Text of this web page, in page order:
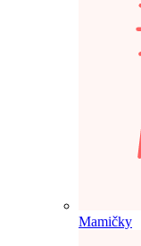
Mamičky